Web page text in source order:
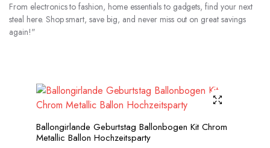
From electronics to fashion, home essentials to gadgets, find your next
steal here. Shop smart, save big, and never miss out on great savings
again!"
Ballongirlande Geburtstag Ballonbogen Kit Chrom
Metallic Ballon Hochzeitsparty